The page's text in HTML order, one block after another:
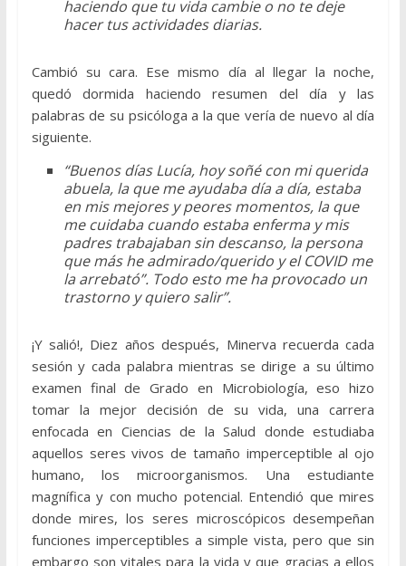
haciendo que tu vida cambie o no te deje
hacer tus actividades diarias.
Cambió su cara. Ese mismo día al llegar la noche,
quedó dormida haciendo resumen del día y las
palabras de su psicóloga a la que vería de nuevo al día
siguiente.
“Buenos días Lucía, hoy soñé con mi querida
abuela, la que me ayudaba día a día, estaba
en mis mejores y peores momentos, la que
me cuidaba cuando estaba enferma y mis
padres trabajaban sin descanso, la persona
que más he admirado/querido y el COVID me
la arrebató”. Todo esto me ha provocado un
trastorno y quiero salir”.
¡Y salió!, Diez años después, Minerva recuerda cada
sesión y cada palabra mientras se dirige a su último
examen final de Grado en Microbiología, eso hizo
tomar la mejor decisión de su vida, una carrera
enfocada en Ciencias de la Salud donde estudiaba
aquellos seres vivos de tamaño imperceptible al ojo
humano, los microorganismos. Una estudiante
magnífica y con mucho potencial. Entendió que mires
donde mires, los seres microscópicos desempeñan
funciones imperceptibles a simple vista, pero que sin
embargo son vitales para la vida y que gracias a ellos